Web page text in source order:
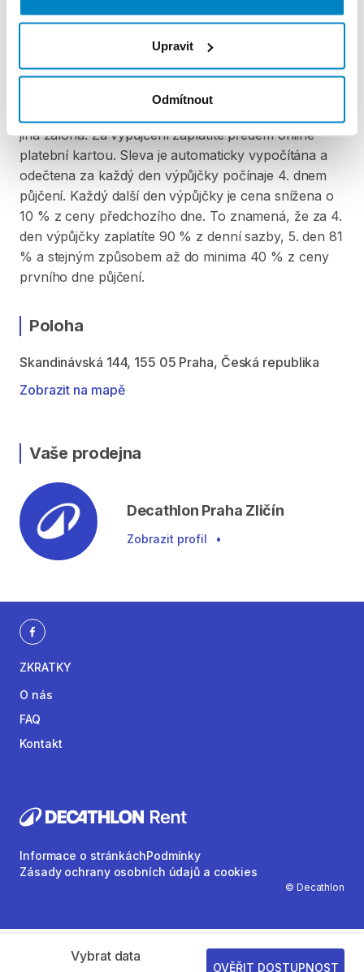
Upravit
Odmítnout
Podmínky pronájmu
jiná záloha. Za vypůjčení zaplatíte předem online
platební kartou. Sleva je automaticky vypočítána a
odečtena za každý den výpůjčky počínaje 4. dnem
půjčení. Každý další den výpůjčky je cena snížena o
10 % z ceny předchozího dne. To znamená, že za 4.
den výpůjčky zaplatíte 90 % z denní sazby, 5. den 81
% a stejným způsobem až do minima 40 % z ceny
prvního dne půjčení.
Poloha
Skandinávská 144, 155 05 Praha, Česká republika
Zobrazit na mapě
Vaše prodejna
Decathlon Praha Zličín
Zobrazit profil •
Vybrat data
OVĚŘIT DOSTUPNOST
ZKRATKY
O nás
FAQ
Kontakt
© Decathlon
Informace o stránkáchPodmínky
Zásady ochrany osobních údajů a cookies